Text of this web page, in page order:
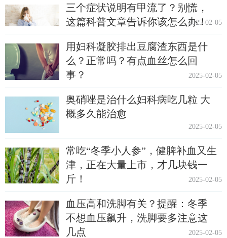
三个症状说明有甲流了？别慌，
这篇科普文章告诉你该怎么办！
2025-02-05
用妇科凝胶排出豆腐渣东西是什
么？正常吗？有点血丝怎么回
事？
2025-02-05
奥硝唑是治什么妇科病吃几粒 大
概多久能治愈
2025-02-05
常吃“冬季小人参”，健脾补血又生
津，正在大量上市，才几块钱一
斤！
2025-02-05
血压高和洗脚有关？提醒：冬季
不想血压飙升，洗脚要多注意这
几点
2025-02-05